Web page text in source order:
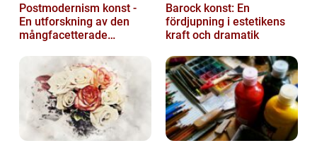
Postmodernism konst -
En utforskning av den
mångfacetterade
Barock konst: En
fördjupning i estetikens
kraft och dramatik